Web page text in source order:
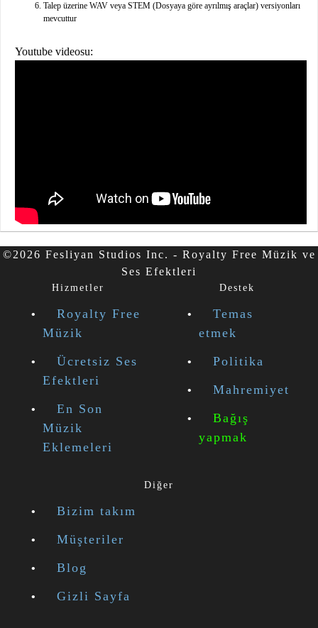
Talep üzerine WAV veya STEM (Dosyaya göre ayrılmış araçlar) versiyonları
mevcuttur
Youtube videosu:
©2026 Fesliyan Studios Inc. - Royalty Free Müzik ve
Ses Efektleri
Hizmetler
Royalty Free
Müzik
Ücretsiz Ses
Efektleri
En Son
Müzik
Eklemeleri
Destek
Temas
etmek
Politika
Mahremiyet
Bağış
yapmak
Diğer
Bizim takım
Müşteriler
Blog
Gizli Sayfa